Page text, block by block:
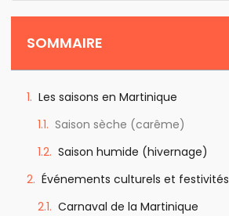
SOMMAIRE
Les saisons en Martinique
Saison sèche (carême)
Saison humide (hivernage)
Événements culturels et festivités
Carnaval de la Martinique